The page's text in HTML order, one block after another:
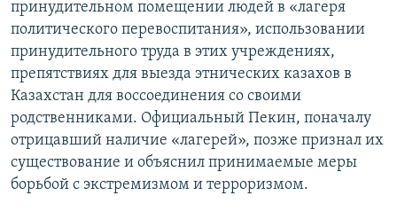
принудительном помещении людей в «лагеря
политического перевоспитания», использовании
принудительного труда в этих учреждениях,
препятствиях для выезда этнических казахов в
Казахстан для воссоединения со своими
родственниками. Официальный Пекин, поначалу
отрицавший наличие «лагерей», позже признал их
существование и объяснил принимаемые меры
борьбой с экстремизмом и терроризмом.